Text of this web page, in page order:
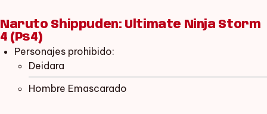
Naruto Shippuden: Ultimate Ninja Storm
4 (Ps4)
Personajes prohibido:
Deidara
Hombre Emascarado